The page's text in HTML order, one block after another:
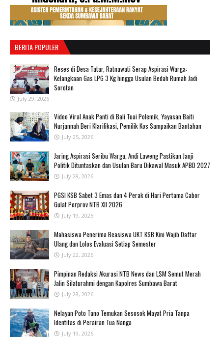
BERITA POPULER
Reses di Desa Tatar, Ratnawati Serap Aspirasi Warga:
Kelangkaan Gas LPG 3 Kg hingga Usulan Bedah Rumah Jadi
Sorotan
July 29, 2026
‎Video Viral Anak Panti di Bali Tuai Polemik, Yayasan Baiti
Nurjannah Beri Klarifikasi, Pemilik Kos Sampaikan Bantahan ‎
July 25, 2026
Jaring Aspirasi Seribu Warga, Andi Laweng Pastikan Janji
Politik Dituntaskan dan Usulan Baru Dikawal Masuk APBD 2027
July 28, 2026
PGSI KSB Sabet 3 Emas dan 4 Perak di Hari Pertama Cabor
Gulat Porprov NTB XII 2026 ‎
July 19, 2026
Mahasiswa Penerima Beasiswa UKT KSB Kini Wajib Daftar
Ulang dan Lolos Evaluasi Setiap Semester
July 22, 2026
Pimpinan Redaksi Akurasi NTB News dan LSM Semut Merah
Jalin Silaturahmi dengan Kapolres Sumbawa Barat
July 28, 2026
‎Nelayan Poto Tano Temukan Sesosok Mayat Pria Tanpa
Identitas di Perairan Tua Nanga ‎
July 19, 2026